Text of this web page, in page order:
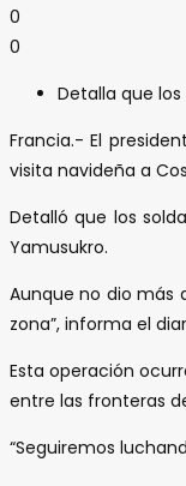
0
0
Detalla que
Francia.- El
visita navideña a
Detalló que los
Yamusukro.
Aunque no dio más
zona”, informa el
Esta operación
entre las fronteras
“Seguiremos